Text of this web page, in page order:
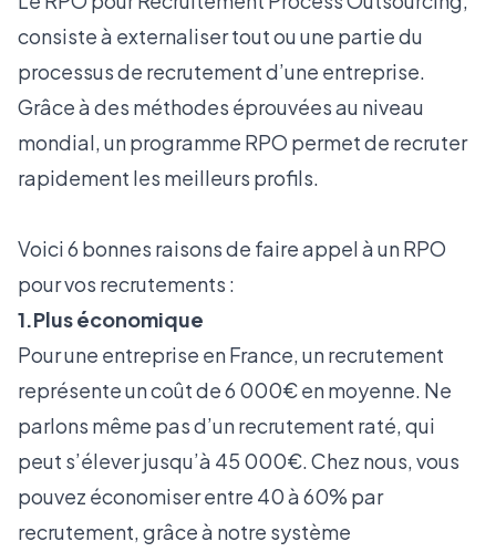
consiste à externaliser tout ou une partie du
processus de recrutement d’une entreprise.
Grâce à des méthodes éprouvées au niveau
mondial, un programme RPO permet de recruter
rapidement les meilleurs profils.
Voici 6 bonnes raisons de faire appel à un RPO
pour vos recrutements :
1.Plus économique
Pour une entreprise en France, un recrutement
représente un coût de 6 000€ en moyenne. Ne
parlons même pas d’un recrutement raté, qui
peut s’élever jusqu’à 45 000€. Chez nous, vous
pouvez économiser entre 40 à 60% par
recrutement, grâce à notre système